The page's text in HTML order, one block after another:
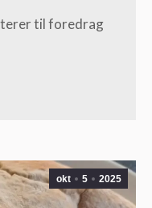
til foredrag
okt 5 2025